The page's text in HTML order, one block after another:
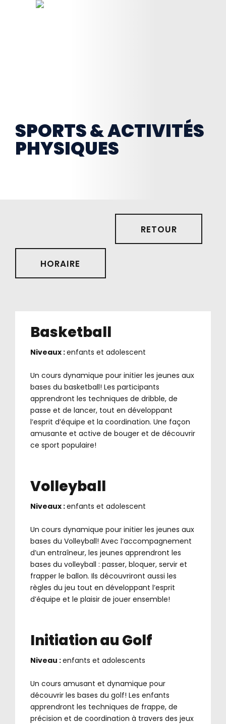
SPORTS & ACTIVITÉS
PHYSIQUES
RETOUR
HORAIRE
Basketball
Niveaux :enfants et adolescent
Un cours dynamique pour initier les jeunes aux
bases du basketball! Les participants
apprendront les techniques de dribble, de
passe et de lancer, tout en développant
l’esprit d’équipe et la coordination. Une façon
amusante et active de bouger et de découvrir
ce sport populaire!
Volleyball
Niveaux :enfants et adolescent
Un cours dynamique pour initier les jeunes aux
bases du Volleyball! Avec l’accompagnement
d’un entraîneur, les jeunes apprendront les
bases du volleyball : passer, bloquer, servir et
frapper le ballon. Ils découvriront aussi les
règles du jeu tout en développant l’esprit
d’équipe et le plaisir de jouer ensemble!
Initiation au Golf
Niveau :enfants et adolescents
Un cours amusant et dynamique pour
découvrir les bases du golf! Les enfants
apprendront les techniques de frappe, de
précision et de coordination à travers des jeux